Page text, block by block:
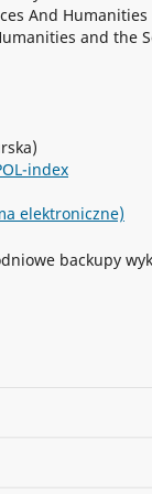
And Humanities
and the
index
elektroniczne)
backupy